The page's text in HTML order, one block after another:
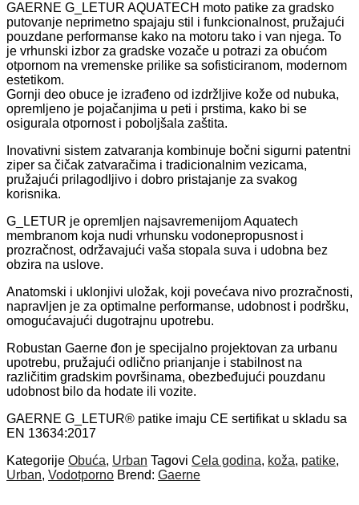
GAERNE G_LETUR AQUATECH moto patike za gradsko
putovanje neprimetno spajaju stil i funkcionalnost, pružajući
pouzdane performanse kako na motoru tako i van njega. To
je vrhunski izbor za gradske vozače u potrazi za obućom
otpornom na vremenske prilike sa sofisticiranom, modernom
estetikom.
Gornji deo obuce je izrađeno od izdržljive kože od nubuka,
opremljeno je pojačanjima u peti i prstima, kako bi se
osigurala otpornost i poboljšala zaštita.
Inovativni sistem zatvaranja kombinuje bočni sigurni patentni
ziper sa čičak zatvaračima i tradicionalnim vezicama,
pružajući prilagodljivo i dobro pristajanje za svakog
korisnika.
G_LETUR je opremljen najsavremenijom Aquatech
membranom koja nudi vrhunsku vodonepropusnost i
prozračnost, održavajući vaša stopala suva i udobna bez
obzira na uslove.
Anatomski i uklonjivi uložak, koji povećava nivo prozračnosti,
napravljen je za optimalne performanse, udobnost i podršku,
omogućavajući dugotrajnu upotrebu.
Robustan Gaerne đon je specijalno projektovan za urbanu
upotrebu, pružajući odlično prianjanje i stabilnost na
različitim gradskim površinama, obezbeđujući pouzdanu
udobnost bilo da hodate ili vozite.
GAERNE G_LETUR® patike imaju CE sertifikat u skladu sa
EN 13634:2017
Kategorije Obuća, Urban Tagovi Cela godina, koža, patike,
Urban, Vodotporno Brend: Gaerne